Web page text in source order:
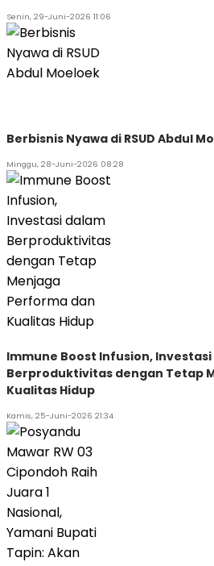
Senin, 29-Juni-2026 11:06
Berbisnis Nyawa di RSUD Abdul
Minggu, 28-Juni-2026 08:28
Immune Boost Infusion,
Berproduktivitas dengan Tetap
Kualitas Hidup
Kamis, 25-Juni-2026 21:34